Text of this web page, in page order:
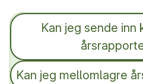
Kan jeg sende
Kan jeg mellomlagre